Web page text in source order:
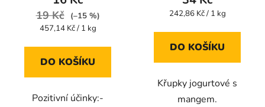
je
5,0
5
19 Kč
(–15 %)
Měrná
457,14 Kč / 1 kg
DO KOŠÍKU
Pozitivní účinky:-
je
z
Měrná
242,86 Kč / 1 kg
DO KOŠÍKU
Křupky jogurtové s
mangem.